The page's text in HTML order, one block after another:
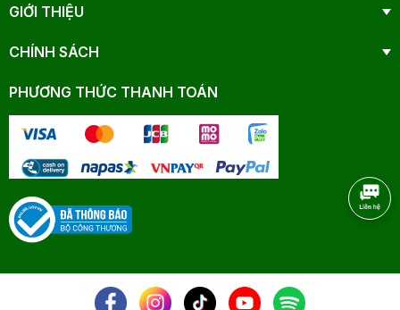
GIỚI THIỆU
CHÍNH SÁCH
PHƯƠNG THỨC THANH TOÁN